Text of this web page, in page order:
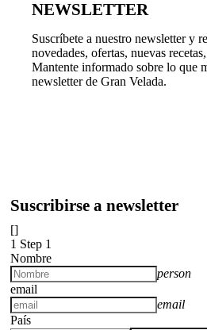
NEWSLETTER
Suscríbete a nuestro newsletter y
novedades, ofertas, nuevas
Mantente informado sobre lo que
newsletter de Gran Velada.
Suscribirse a newsletter
[]
1 Step 1
Nombre
person
email
email
País